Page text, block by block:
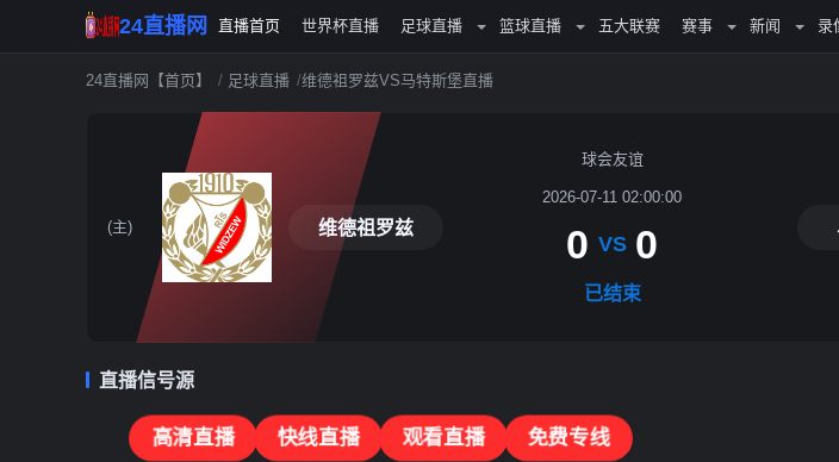
24直播网 直播首页 世界杯直播 足球直播 篮球直播 五大联赛 赛事 新闻 录
24直播网【首页】 足球直播 维德祖罗兹VS马特斯堡直播
(主) 维德祖罗兹
球会友谊
2026-07-11 02:00:00
0 VS 0
已结束
直播信号源
高清直播 快线直播 观看直播 免费专线